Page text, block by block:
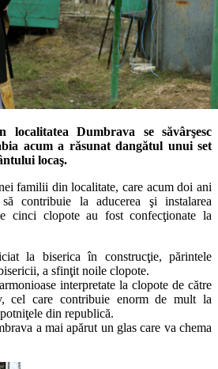
localitatea Dumbrava se săvârşesc
acum a răsunat dangătul unui set
locaş.
familii din localitate, care acum doi ani
contribuie la aducerea şi instalarea
cinci clopote au fost confecţionate la
la biserica în construcţie, părintele
a sfinţit noile clopote.
interpretate la clopote de către
cel care contribuie enorm de mult la
din republică.
a mai apărut un glas care va chema